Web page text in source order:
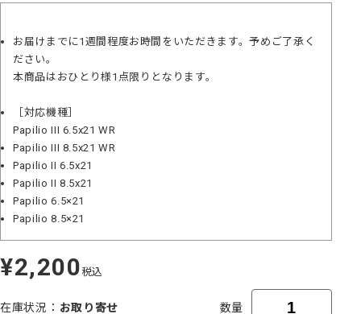
お届けまでに1週間程度お時間をいただきます。予めご了承く
ださい。
本商品はおひとり様1点限りとなります。
［対応機種］
Papilio III 6.5x21 WR
Papilio III 8.5x21 WR
Papilio II 6.5x21
Papilio II 8.5x21
Papilio 6.5×21
Papilio 8.5×21
定
価
¥2,200税込
在庫状況 お取り寄せ 数量